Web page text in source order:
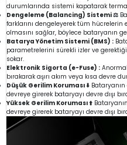
durumlarında sistemi kapatarak
Dengeleme (Balancing) Sistemi ⚖️
farklarını dengeleyerek tüm hücrelerin
olmasını sağlar, böylece bataryanın
Batarya Yönetim Sistemi (BMS) :
parametrelerini sürekli izler ve
sokar.
Elektronik Sigorta (e-Fuse) :
bırakarak aşırı akım veya kısa devre
Düşük Gerilim Koruması ⬇️
devreye girerek bataryayı devre dışı
Yüksek Gerilim Koruması ⬆️
devreye girerek bataryayı devre dışı